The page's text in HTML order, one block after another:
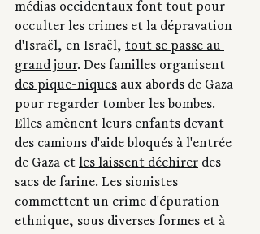
médias occidentaux font tout pour
occulter les crimes et la dépravation
d'Israël, en Israël, tout se passe au
grand jour. Des familles organisent
des pique-niques aux abords de Gaza
pour regarder tomber les bombes.
Elles amènent leurs enfants devant
des camions d'aide bloqués à l'entrée
de Gaza et les laissent déchirer des
sacs de farine. Les sionistes
commettent un crime d'épuration
ethnique, sous diverses formes et à